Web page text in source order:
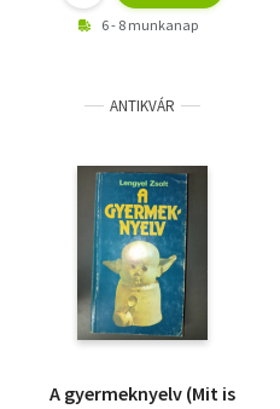
6 - 8 munkanap
ANTIKVÁR
A gyermeknyelv (Mit is